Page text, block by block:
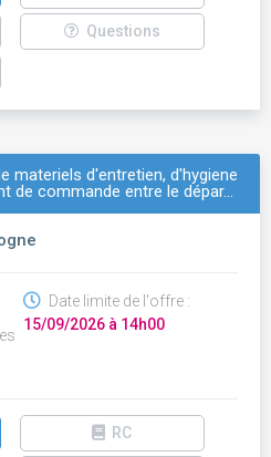
Questions
materiels d'entretien, d'hygiene
de commande entre le dépar…
Date limite de l'offre :
15/09/2026 à 14h00
RC